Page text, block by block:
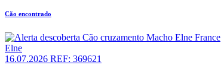
Cão encontrado
Elne
16.07.2026 REF: 369621